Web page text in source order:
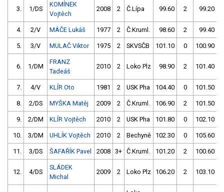
3. 1/DS
KOMÍNEK
Vojtěch
2008 2 Č.Lípa 99.60 2 99.20
4. 2/V MÁČE Lukáš 1977 2 Č.Kruml. 98.60 2 99.40
5. 3/V MULAČ Viktor 1975 2 SKVSČB 101.10 0 100.90
6. 1/DM
FRANZ
Tadeáš
2010 2 Loko Plz 98.90 2 101.40
7. 4/V KLÍR Oto 1981 2 USK Pha 104.40 0 101.50
8. 2/DS MYŠKA Matěj 2009 2 Č.Kruml. 106.90 2 101.50
9. 2/DM KLÍR Vojtěch 2010 2 USK Pha 101.80 0 102.10
10. 3/DM UHLÍK Vojtěch 2010 2 Bechyně 102.30 0 105.60
11. 3/DS ŠAFAŘÍK Pavel 2008 3+ Č.Kruml. 101.20 2 100.60
12. 4/DS
SLÁDEK
Michal
2009 2 Loko Plz 106.20 2 103.10